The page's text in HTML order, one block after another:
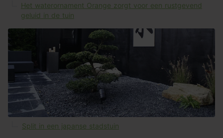
Het waterornament Orange zorgt voor een rustgevend
geluid in de tuin
Split in een japanse stadstuin